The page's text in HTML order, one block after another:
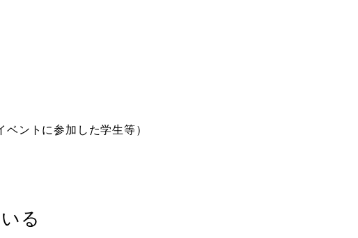
ントに参加した学生等）
る